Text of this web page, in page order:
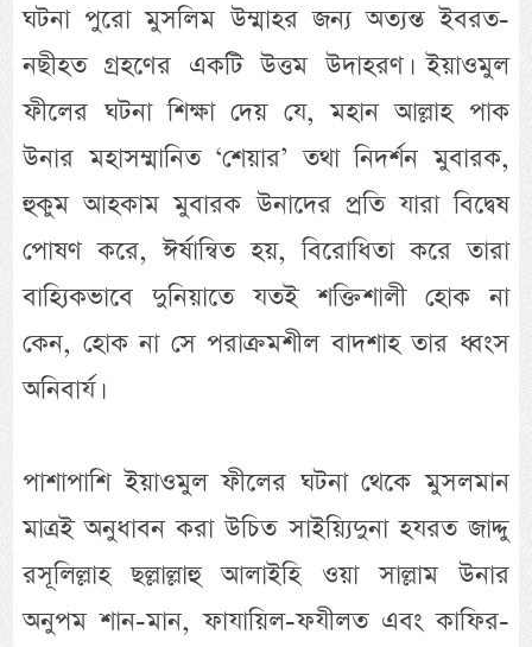
ঘটনা পুরো মুসলিম উম্মাহর জন্য অত্যন্ত ইবরত-
নছীহত গ্রহণের একটি উত্তম উদাহরণ। ইয়াওমুল
ফীলের ঘটনা শিক্ষা দেয় যে, মহান আল্লাহ পাক
উনার মহাসম্মানিত ‘শেয়ার’ তথা নিদর্শন মুবারক,
হুকুম আহকাম মুবারক উনাদের প্রতি যারা বিদ্বেষ
পোষণ করে, ঈর্ষান্বিত হয়, বিরোধিতা করে তারা
বাহ্যিকভাবে দুনিয়াতে যতই শক্তিশালী হোক না
কেন, হোক না সে পরাক্রমশীল বাদশাহ তার ধ্বংস
অনিবার্য।
পাশাপাশি ইয়াওমুল ফীলের ঘটনা থেকে মুসলমান
মাত্রই অনুধাবন করা উচিত সাইয়্যিদুনা হযরত জাদ্দু
রসূলিল্লাহ ছল্লাল্লাহু আলাইহি ওয়া সাল্লাম উনার
অনুপম শান-মান, ফাযায়িল-ফযীলত এবং কাফির-